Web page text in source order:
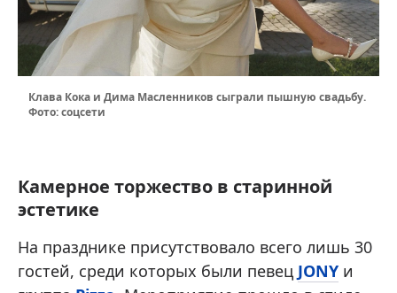
Клава Кока и Дима Масленников сыграли пышную свадьбу.
Фото: соцсети
Камерное торжество в старинной
эстетике
На празднике присутствовало всего лишь 30
гостей, среди которых были певец JONY и